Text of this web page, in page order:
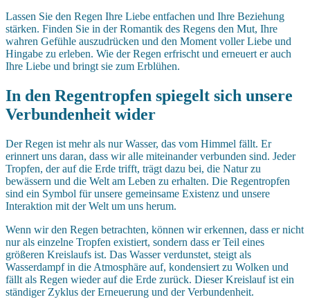
Lassen Sie den Regen Ihre Liebe entfachen und Ihre Beziehung
stärken. Finden Sie in der Romantik des Regens den Mut, Ihre
wahren Gefühle auszudrücken und den Moment voller Liebe und
Hingabe zu erleben. Wie der Regen erfrischt und erneuert er auch
Ihre Liebe und bringt sie zum Erblühen.
In den Regentropfen spiegelt sich unsere
Verbundenheit wider
Der Regen ist mehr als nur Wasser, das vom Himmel fällt. Er
erinnert uns daran, dass wir alle miteinander verbunden sind. Jeder
Tropfen, der auf die Erde trifft, trägt dazu bei, die Natur zu
bewässern und die Welt am Leben zu erhalten. Die Regentropfen
sind ein Symbol für unsere gemeinsame Existenz und unsere
Interaktion mit der Welt um uns herum.
Wenn wir den Regen betrachten, können wir erkennen, dass er nicht
nur als einzelne Tropfen existiert, sondern dass er Teil eines
größeren Kreislaufs ist. Das Wasser verdunstet, steigt als
Wasserdampf in die Atmosphäre auf, kondensiert zu Wolken und
fällt als Regen wieder auf die Erde zurück. Dieser Kreislauf ist ein
ständiger Zyklus der Erneuerung und der Verbundenheit.